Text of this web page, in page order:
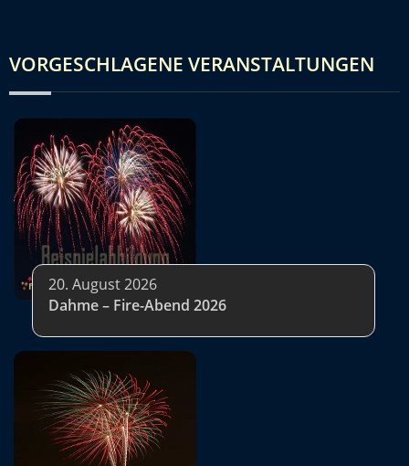
VORGESCHLAGENE VERANSTALTUNGEN
20. August 2026
Dahme – Fire-Abend 2026